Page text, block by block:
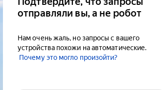
отправляли вы, а не робот
Нам очень жаль, но запросы с вашего
устройства похожи на автоматические.
Почему это могло произойти?